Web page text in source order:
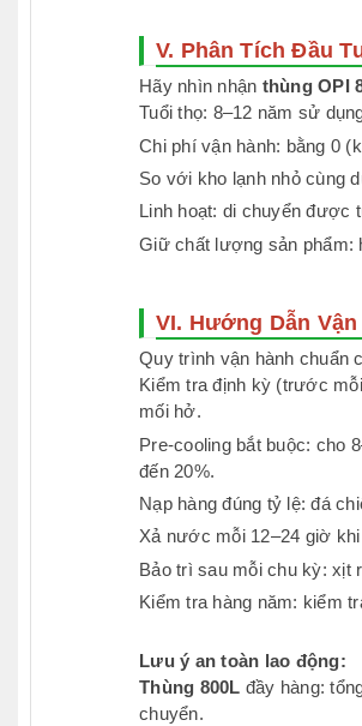
V. Phân Tích Đầu
Hãy nhìn nhận thùng OPI
Tuổi thọ: 8–12 năm sử
Chi phí vận hành: bằng 0
So với kho lạnh nhỏ cùng
Linh hoạt: di chuyển được
Giữ chất lượng sản phẩm:
VI. Hướng Dẫn
Quy trình vận hành chuẩn
Kiểm tra định kỳ (trước
mối hở.
Pre-cooling bắt buộc: cho
đến 20%.
Nạp hàng đúng tỷ lệ: đá
Xả nước mỗi 12–24 giờ
Bảo trì sau mỗi chu kỳ: xịt
Kiểm tra hàng năm: kiểm
Lưu ý an toàn lao động:
Thùng 800L đầy hàng:
chuyển.